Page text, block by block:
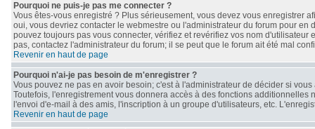
Pourquoi ne puis-je pas me connecter ?
Vous êtes-vous enregistré ? Plus sérieusement, vous devez vous enregistrer
oui, vous devriez contacter le webmestre ou l'administrateur du forum pour
pouvez toujours pas vous connecter, vérifiez et revérifiez vos nom
pas, contactez l'administrateur du forum; il se peut que le forum ait été mal
Revenir en haut de page
Pourquoi n'ai-je pas besoin de m'enregistrer ?
Vous pouvez ne pas en avoir besoin; c'est à l'administrateur de décider si
Toutefois, l'enregistrement vous donnera accès à des fonctions
l'envoi d'e-mail à des amis, l'inscription à un groupe d'utilisateurs, etc.
Revenir en haut de page